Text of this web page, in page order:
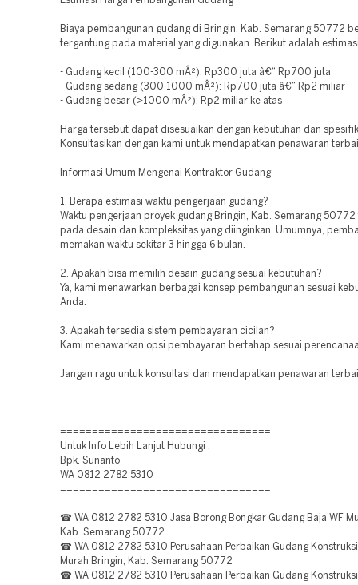
Biaya pembangunan gudang di Bringin, Kab. Semarang 50772
tergantung pada material yang digunakan. Berikut adalah
- Gudang kecil (100-300 mÂ²): Rp300 juta â€“ Rp700 juta
- Gudang sedang (300-1000 mÂ²): Rp700 juta â€“ Rp2 miliar
- Gudang besar (>1000 mÂ²): Rp2 miliar ke atas
Harga tersebut dapat disesuaikan dengan kebutuhan dan
Konsultasikan dengan kami untuk mendapatkan penawaran
Informasi Umum Mengenai Kontraktor Gudang
1. Berapa estimasi waktu pengerjaan gudang?
Waktu pengerjaan proyek gudang Bringin, Kab. Semarang
pada desain dan kompleksitas yang diinginkan. Umumnya,
memakan waktu sekitar 3 hingga 6 bulan.
2. Apakah bisa memilih desain gudang sesuai kebutuhan?
Ya, kami menawarkan berbagai konsep pembangunan sesuai
Anda.
3. Apakah tersedia sistem pembayaran cicilan?
Kami menawarkan opsi pembayaran bertahap sesuai
Jangan ragu untuk konsultasi dan mendapatkan penawaran
=================================
Untuk Info Lebih Lanjut Hubungi :
Bpk. Sunanto
WA 0812 2782 5310
=================================
☎ WA 0812 2782 5310 Jasa Borong Bongkar Gudang Baja WF
Kab. Semarang 50772
☎ WA 0812 2782 5310 Perusahaan Perbaikan Gudang
Murah Bringin, Kab. Semarang 50772
☎ WA 0812 2782 5310 Perusahaan Perbaikan Gudang